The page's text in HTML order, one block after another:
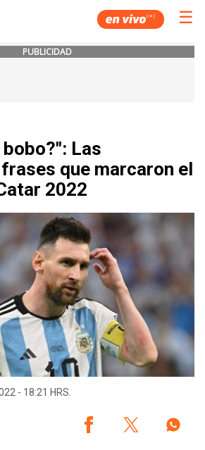
☰
PUBLICIDAD
Las
que marcaron el
2022
- 18:21 HRS.